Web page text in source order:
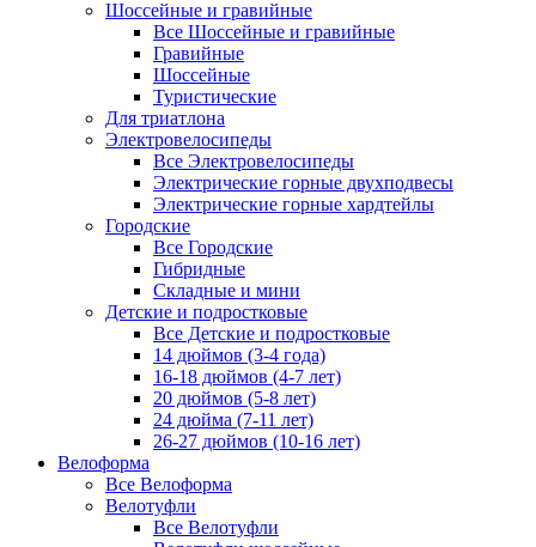
Шоссейные и гравийные
Все Шоссейные и гравийные
Гравийные
Шоссейные
Туристические
Для триатлона
Электровелосипеды
Все Электровелосипеды
Электрические горные двухподвесы
Электрические горные хардтейлы
Городские
Все Городские
Гибридные
Складные и мини
Детские и подростковые
Все Детские и подростковые
14 дюймов (3-4 года)
16-18 дюймов (4-7 лет)
20 дюймов (5-8 лет)
24 дюйма (7-11 лет)
26-27 дюймов (10-16 лет)
Велоформа
Все Велоформа
Велотуфли
Все Велотуфли